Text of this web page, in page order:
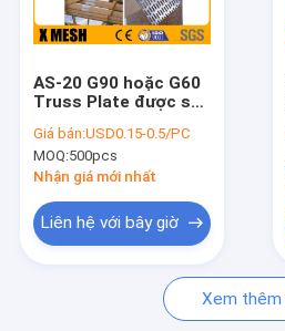
Về chúng tôi
Liên hệ chúng tôi
Tin tức
AS-20 G90 hoặc G60
Truss Plate được sử
cấu trúc trên toàn
cầu
Giá bán:USD0.15-0.5/PC
MOQ:500pcs
Nhận giá mới nhất
Liên hệ với bây giờ
Xem thêm